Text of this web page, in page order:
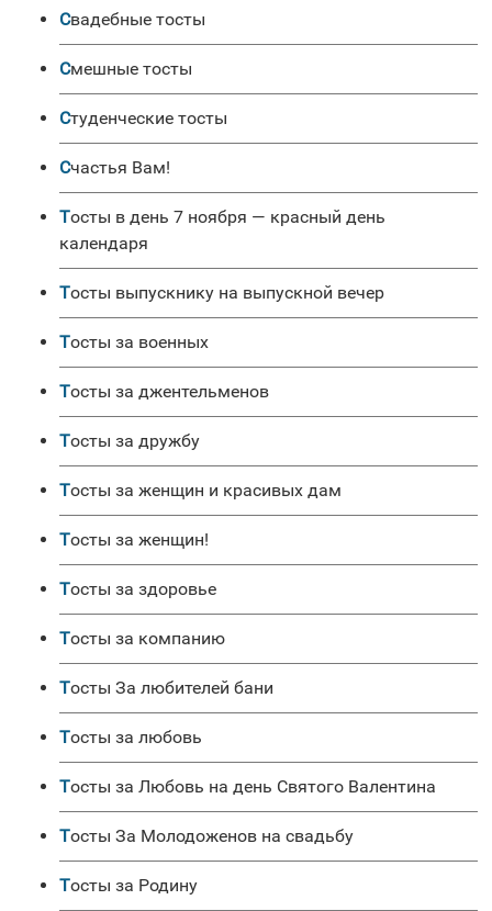
Свадебные тосты
Смешные тосты
Студенческие тосты
Счастья Вам!
Тосты в день 7 ноября — красный день
календаря
Тосты выпускнику на выпускной вечер
Тосты за военных
Тосты за джентельменов
Тосты за дружбу
Тосты за женщин и красивых дам
Тосты за женщин!
Тосты за здоровье
Тосты за компанию
Тосты За любителей бани
Тосты за любовь
Тосты за Любовь на день Святого Валентина
Тосты За Молодоженов на свадьбу
Тосты за Родину